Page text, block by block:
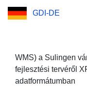
GDI-DE
WMS) a Sulingen
fejlesztési tervéről
adatformátumban